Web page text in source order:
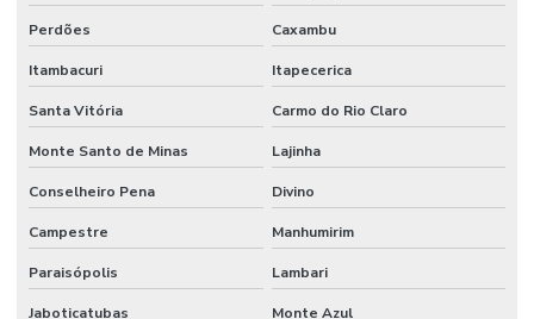
Retentor De Vedação
Serviço De Manutenção Hidráulica Em Minas Gerais
Serviços De Solda
Terminal De Direção Minas Gerais
Terminal Fêmea Hidráulico
Terminal Fêmea Jic 37 Graus
Terminal Fêmea Unf Jic 37 Graus
Perdões Caxambu
Itambacuri Itapecerica
Santa Vitória Carmo do Rio Claro
Monte Santo de Minas Lajinha
Conselheiro Pena Divino
Campestre Manhumirim
Paraisópolis Lambari
Jaboticatubas Monte Azul